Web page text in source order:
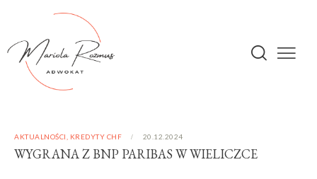
AKTUALNOŚCI KREDYTY CHF 20.12.2024
WYGRANA Z BNP PARIBAS W WIELICZCE